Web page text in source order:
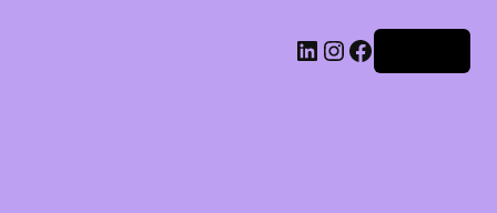
LinkedIn
Instagram
Facebook